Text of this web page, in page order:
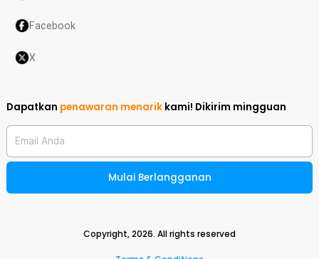
Facebook
X
Dapatkan penawaran menarik kami! Dikirim mingguan
Email Anda
Mulai Berlangganan
Copyright,2026. All rights reserved